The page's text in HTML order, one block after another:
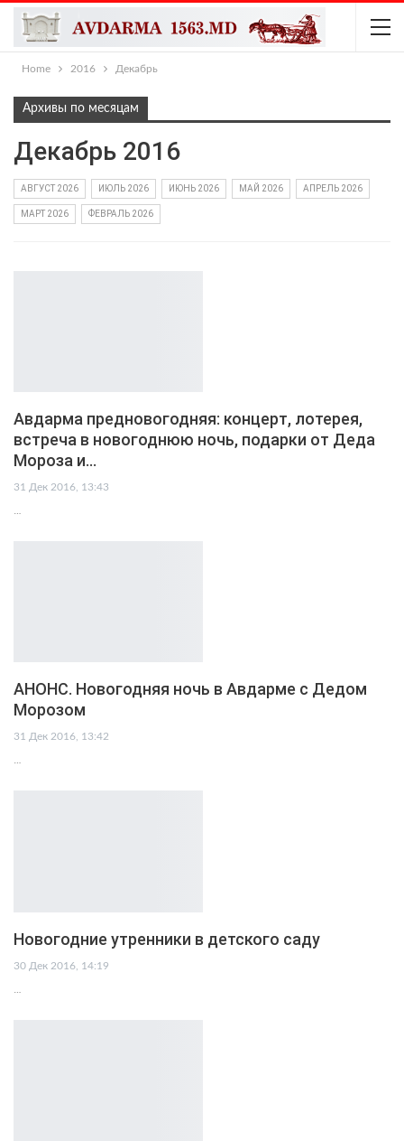
Home 2016 Декабрь
Архивы по месяцам
Декабрь 2016
АВГУСТ 2026 ИЮЛЬ 2026 ИЮНЬ 2026 МАЙ 2026 АПРЕЛЬ 2026
МАРТ 2026 ФЕВРАЛЬ 2026
Авдарма предновогодняя: концерт, лотерея,
встреча в новогоднюю ночь, подарки от Деда
Мороза и…
31 Дек 2016, 13:43
…
АНОНС. Новогодняя ночь в Авдарме с Дедом
Морозом
31 Дек 2016, 13:42
…
Новогодние утренники в детского саду
30 Дек 2016, 14:19